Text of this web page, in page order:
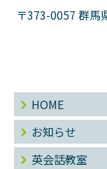
〒373-0057 群馬
HOME
お知らせ
英会話教室